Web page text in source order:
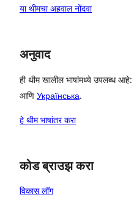
या थीमचा अहवाल नोंदवा
अनुवाद
ही थीम खालील भाषांमध्ये उपलब्ध आहे:
आणि Українська.
हे थीम भाषांतर करा
कोड ब्राउझ करा
विकास लॉग